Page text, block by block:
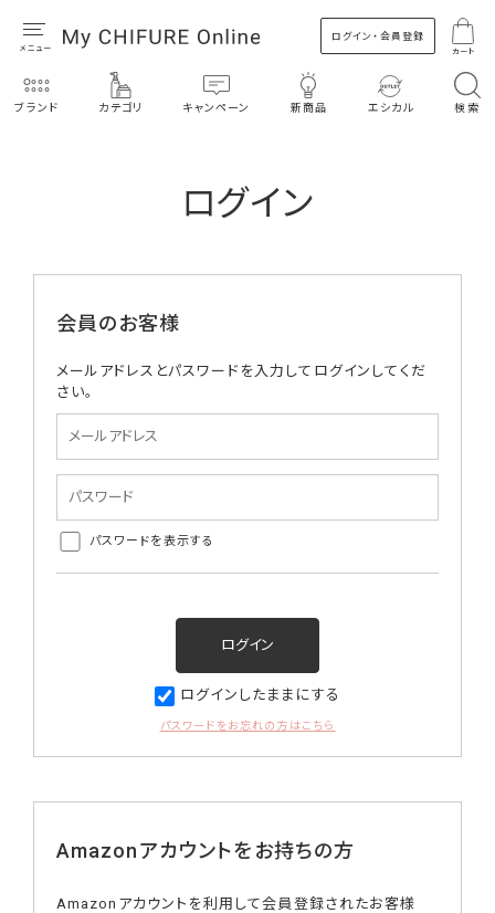
ログイン・会員登録
カート
ブランド カテゴリ キャンペーン 新商品 エシカル 検索
ログイン
会員のお客様
メールアドレスとパスワードを入力してログインしてくだ
さい。
パスワードを表示する
ログインしたままにする
パスワードをお忘れの方はこちら
Amazonアカウントをお持ちの方
Amazonアカウントを利用して会員登録されたお客様